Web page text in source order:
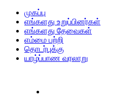
முகப்பு
எங்களது உறுப்பினர்கள்
எங்களது தேவைகள்
எம்மை பற்றி
தொடர்புக்கு
யாழ்ப்பாண வரலாறு